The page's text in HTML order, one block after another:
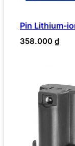
Pin Lithium-
358.000 ₫